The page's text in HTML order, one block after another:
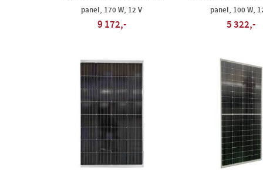
panel, 170 W, 12 V
9 172,-
panel, 100 W,
5 322,-